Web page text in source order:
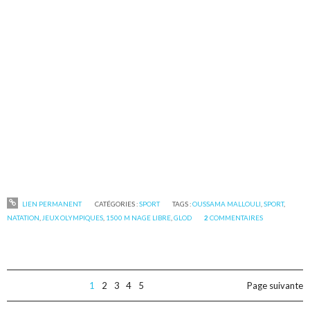
LIEN PERMANENT CATÉGORIES :SPORT TAGS :OUSSAMA MALLOULI SPORT,
NATATION JEUX OLYMPIQUES 1500 M NAGE LIBRE ,GLOD 2 COMMENTAIRES
1 2 3 4 5 Page suivante